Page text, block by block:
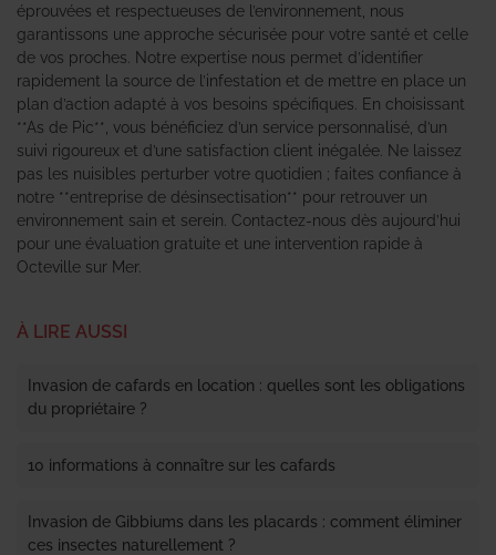
éprouvées et respectueuses de l’environnement, nous
garantissons une approche sécurisée pour votre santé et celle
de vos proches. Notre expertise nous permet d’identifier
rapidement la source de l’infestation et de mettre en place un
plan d’action adapté à vos besoins spécifiques. En choisissant
**As de Pic**, vous bénéficiez d’un service personnalisé, d’un
suivi rigoureux et d’une satisfaction client inégalée. Ne laissez
pas les nuisibles perturber votre quotidien ; faites confiance à
notre **entreprise de désinsectisation** pour retrouver un
environnement sain et serein. Contactez-nous dès aujourd’hui
pour une évaluation gratuite et une intervention rapide à
Octeville sur Mer.
À LIRE AUSSI
Invasion de cafards en location : quelles sont les obligations
du propriétaire ?
10 informations à connaître sur les cafards
Invasion de Gibbiums dans les placards : comment éliminer
ces insectes naturellement ?